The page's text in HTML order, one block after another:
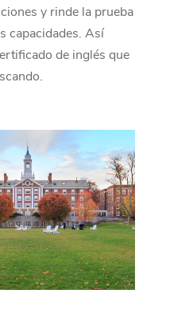
y rinde la prueba
capacidades. Así
de inglés que